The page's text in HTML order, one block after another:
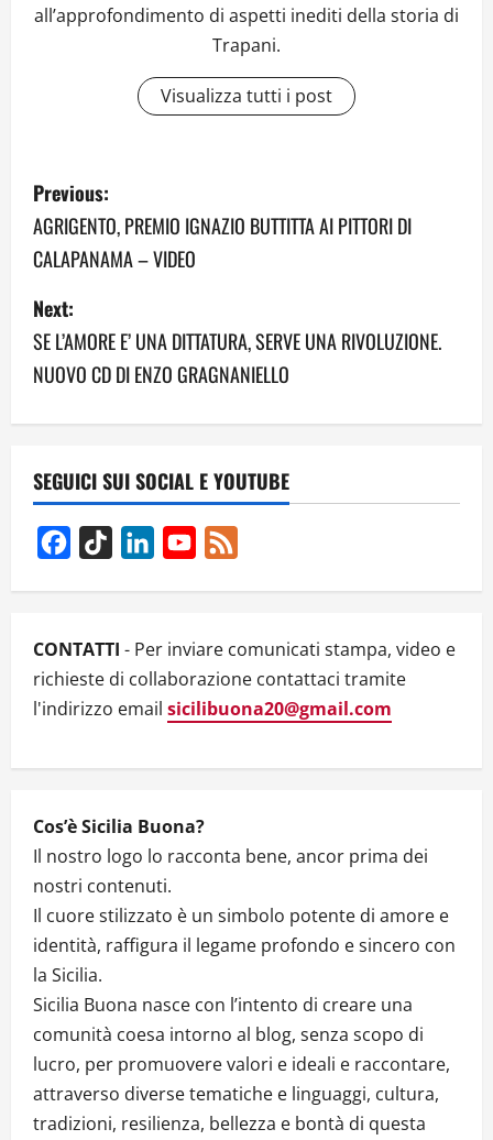
all’approfondimento di aspetti inediti della storia di
Trapani.
Visualizza tutti i post
P
o
s
t
n
a
i
g
a
t
i
n
Previous:
AGRIGENTO, PREMIO IGNAZIO BUTTITTA AI PITTORI DI
CALAPANAMA – VIDEO
Next:
SE L’AMORE E’ UNA DITTATURA, SERVE UNA RIVOLUZIONE.
NUOVO CD DI ENZO GRAGNANIELLO
SEGUICI SUI SOCIAL E YOUTUBE
Facebook
TikTok LinkedInYouTube
CONTATTI - Per inviare comunicati stampa, video e
richieste di collaborazione contattaci tramite
l'indirizzo email sicilibuona20@gmail.com
Cos’è Sicilia Buona?
Il nostro logo lo racconta bene, ancor prima dei
nostri contenuti.
Il cuore stilizzato è un simbolo potente di amore e
identità, raffigura il legame profondo e sincero con
la Sicilia.
Sicilia Buona nasce con l’intento di creare una
comunità coesa intorno al blog, senza scopo di
lucro, per promuovere valori e ideali e raccontare,
attraverso diverse tematiche e linguaggi, cultura,
tradizioni, resilienza, bellezza e bontà di questa